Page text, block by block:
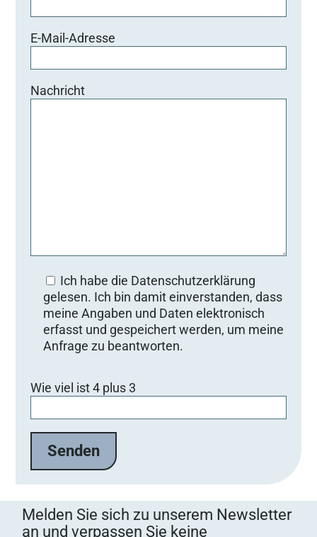
E-Mail-Adresse
Nachricht
Ich habe die Datenschutzerklärung
gelesen. Ich bin damit einverstanden, dass
meine Angaben und Daten elektronisch
erfasst und gespeichert werden, um meine
Anfrage zu beantworten.
Wie viel ist 4 plus 3
Melden Sie sich zu unserem Newsletter
an und verpassen Sie keine